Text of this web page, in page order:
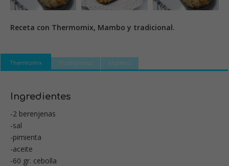
Receta con Thermomix, Mambo y tradicional.
Thermomix Tradicional Mambo
Ingredientes
-2 berenjenas
-sal
-pimienta
-aceite
-60 gr. cebolla